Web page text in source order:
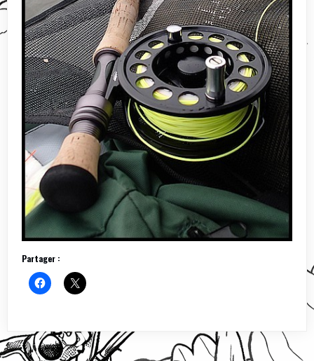
Partager :